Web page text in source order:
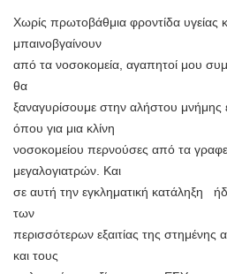
Χωρίς πρωτοβάθμια φροντίδα υγείας
μπαινοβγαίνουν
από τα νοσοκομεία, αγαπητοί μου
θα
ξαναγυρίσουμε στην αλήστου
όπου για μια κλίνη
νοσοκομείου περνούσες από τα
μεγαλογιατρών. Και
σε αυτή την εγκληματική κατάληξη
των
περισσότερων εξαιτίας της στημένης
και τους